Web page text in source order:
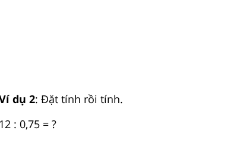
dụ 2: Đặt tính rồi tính.
12 : 0,75 = ?